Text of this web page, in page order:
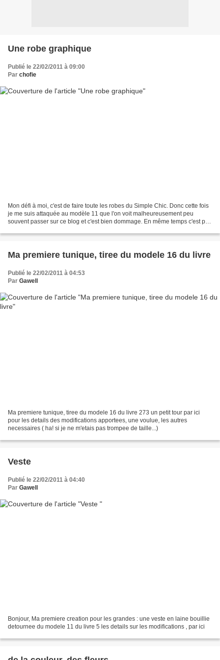
Une robe graphique
Publié le 22/02/2011 à 09:00
Par chofie
Mon défi à moi, c'est de faire toute les robes du Simple Chic. Donc cette fois
je me suis attaquée au modèle 11 que l'on voit malheureusement peu
souvent passer sur ce blog et c'est bien dommage. En même temps c'est pas
Ma premiere tunique, tiree du modele 16 du livre
Publié le 22/02/2011 à 04:53
Par Gawell
Ma premiere tunique, tiree du modele 16 du livre 273 un petit tour par ici
pour les details des modifications apportees, une voulue, les autres
necessaires ( ha! si je ne m'etais pas trompee de taille...)
Veste
Publié le 22/02/2011 à 04:40
Par Gawell
Bonjour, Ma premiere creation pour les grandes : une veste en laine bouillie
detournee du modele 11 du livre 5 les details sur les modifications , par ici